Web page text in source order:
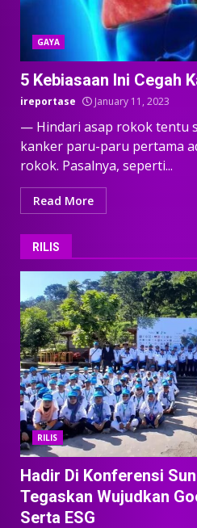
GAYA
5 Kebiasaan Ini Cegah
ireportase January 11, 2023
— Hindari asap rokok tentu
kanker paru-paru pertama
rokok. Pasalnya, seperti...
Read More
RILIS
RILIS
Hadir Di Konferensi
Tegaskan Wujudkan
Serta ESG